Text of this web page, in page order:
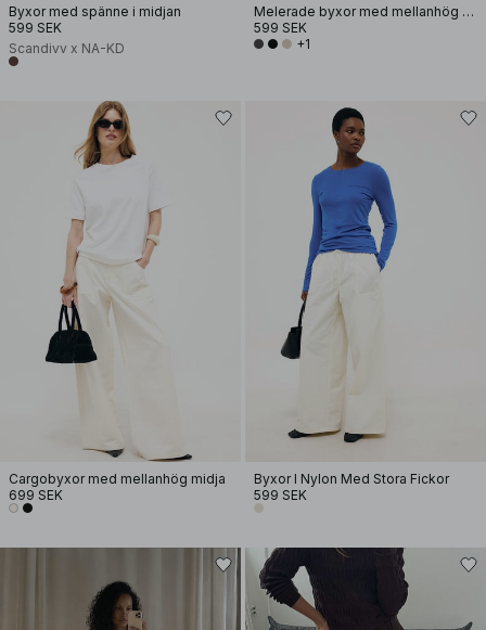
Byxor med spänne i midjan
599 SEK
Scandivv x NA-KD
Melerade byxor med mellanhög midja
599 SEK
+1
Cargobyxor med mellanhög midja
699 SEK
Byxor I Nylon Med Stora Fickor
599 SEK